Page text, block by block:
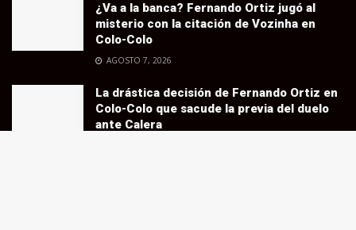
¿Va a la banca? Fernando Ortiz jugó al
misterio con la citación de Vozinha en
Colo-Colo
AGOSTO 7, 2026
La drástica decisión de Fernando Ortiz en
Colo-Colo que sacude la previa del duelo
ante Calera